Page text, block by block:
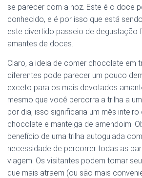
se parecer com a noz. Este é o doce
conhecido, e é por isso que está
este divertido passeio de degustação
amantes de doces.
Claro, a ideia de comer chocolate em
diferentes pode parecer um pouco
exceto para os mais devotados
mesmo que você percorra a trilha a
por dia, isso significaria um mês
chocolate e manteiga de amendoim.
benefício de uma trilha autoguiada
necessidade de percorrer todas as
viagem. Os visitantes podem tomar
que mais atraem (ou são mais